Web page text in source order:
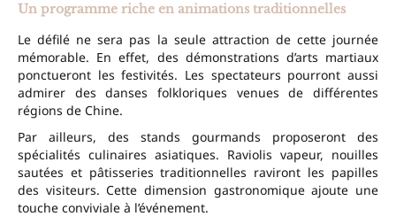
Un programme riche en animations traditionnelles
Le défilé ne sera pas la seule attraction de cette journée
mémorable. En effet, des démonstrations d’arts martiaux
ponctueront les festivités. Les spectateurs pourront aussi
admirer des danses folkloriques venues de différentes
régions de Chine.
Par ailleurs, des stands gourmands proposeront des
spécialités culinaires asiatiques. Raviolis vapeur, nouilles
sautées et pâtisseries traditionnelles raviront les papilles
des visiteurs. Cette dimension gastronomique ajoute une
touche conviviale à l’événement.